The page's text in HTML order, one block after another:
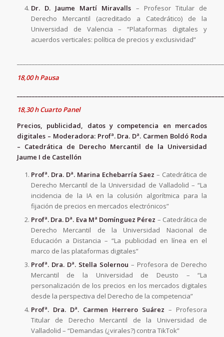
Dr. D. Jaume Martí Miravalls – Profesor Titular de
Derecho Mercantil (acreditado a Catedrático) de la
Universidad de Valencia – “Plataformas digitales y
acuerdos verticales: política de precios y exclusividad”
18,00 h Pausa
18,30 h Cuarto Panel
Precios, publicidad, datos y competencia en mercados
digitales – Moderadora: Profª. Dra. Dª. Carmen Boldó Roda
– Catedrática de Derecho Mercantil de la Universidad
Jaume I de Castellón
Profª. Dra. Dª. Marina Echebarría Saez – Catedrática de
Derecho Mercantil de la Universidad de Valladolid – “La
incidencia de la IA en la colusión algorítmica para la
fijación de precios en mercados electrónicos”
Profª. Dra. Dª. Eva Mª Domínguez Pérez – Catedrática de
Derecho Mercantil de la Universidad Nacional de
Educación a Distancia – “La publicidad en línea en el
marco de las plataformas digitales”
Profª. Dra. Dª. Stella Solernou – Profesora de Derecho
Mercantil de la Universidad de Deusto – “La
personalización de los precios en los mercados digitales
desde la perspectiva del Derecho de la competencia”
Profª. Dra. Dª. Carmen Herrero Suárez – Profesora
Titular de Derecho Mercantil de la Universidad de
Valladolid – “Demandas (¿virales?) contra TikTok”